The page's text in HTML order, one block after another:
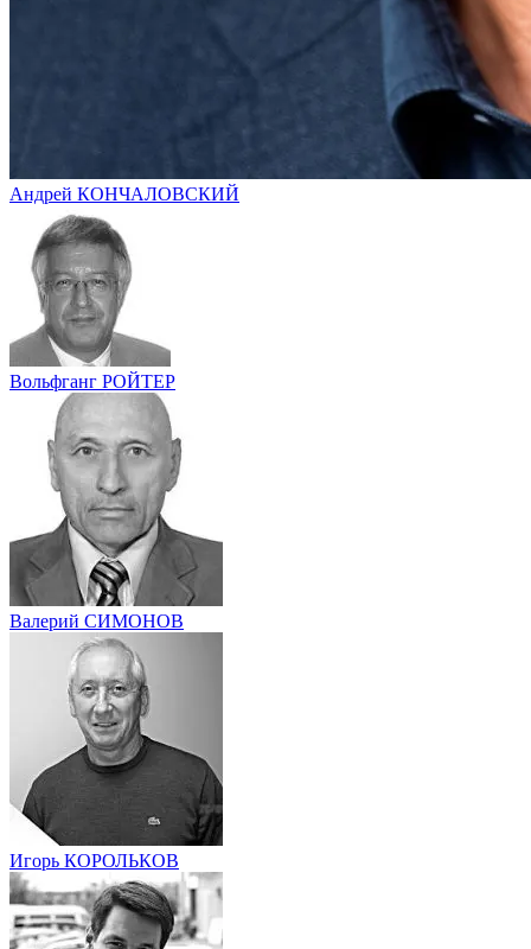
Андрей КОНЧАЛОВСКИЙ
Вольфганг РОЙТЕР
Валерий СИМОНОВ
Игорь КОРОЛЬКОВ